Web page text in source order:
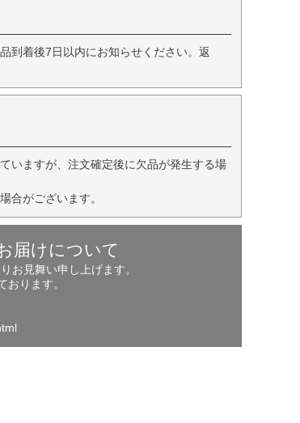
到着後7日以内にお知らせください。返
いますが、注文確定後に欠品が発生する場
合がございます。
届けについて
お見舞い申し上げます。
ります。